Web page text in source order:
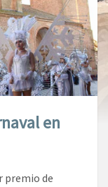
en
premio de